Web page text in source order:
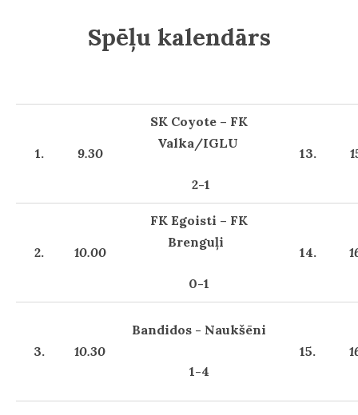
Spēļu kalendārs
1. 9.30
SK Coyote – FK
Valka/IGLU
2-1
13.
2. 10.00
FK Egoisti – FK
Brenguļi
0-1
14.
3. 10.30
Bandidos - Naukšēni
1-4
15.